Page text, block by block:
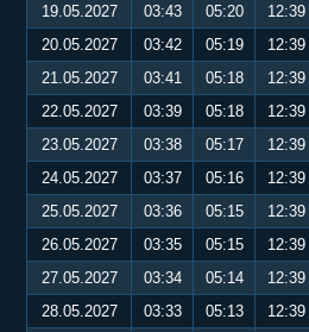
19.05.2027
03:43 05:20 12:39
20.05.2027
03:42 05:19 12:39
21.05.2027
03:41 05:18 12:39
22.05.2027
03:39 05:18 12:39
23.05.2027
03:38 05:17 12:39
24.05.2027
03:37 05:16 12:39
25.05.2027
03:36 05:15 12:39
26.05.2027
03:35 05:15 12:39
27.05.2027
03:34 05:14 12:39
28.05.2027
03:33 05:13 12:39